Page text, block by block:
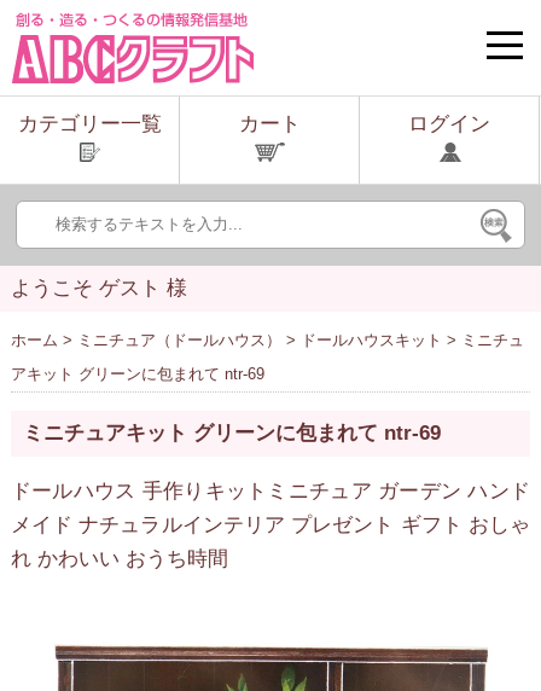
toggle
カテゴリー一覧
カート ログイン
ようこそ ゲスト 様
ホーム > ミニチュア（ドールハウス） > ドールハウスキット > ミニチュ
アキット グリーンに包まれて ntr-69
ミニチュアキット グリーンに包まれて ntr-69
ドールハウス 手作りキットミニチュア ガーデン ハンド
メイド ナチュラルインテリア プレゼント ギフト おしゃ
れ かわいい おうち時間